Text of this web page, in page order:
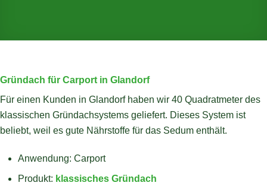
Gründach für Carport in Glandorf
Für einen Kunden in Glandorf haben wir 40 Quadratmeter des
klassischen Gründachsystems geliefert. Dieses System ist
beliebt, weil es gute Nährstoffe für das Sedum enthält.
Anwendung: Carport
Produkt: klassisches Gründach